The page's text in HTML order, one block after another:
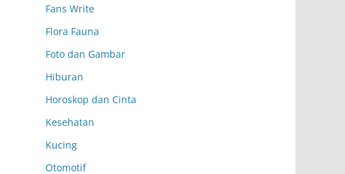
Fans Write
Flora Fauna
Foto dan Gambar
Hiburan
Horoskop dan Cinta
Kesehatan
Kucing
Otomotif